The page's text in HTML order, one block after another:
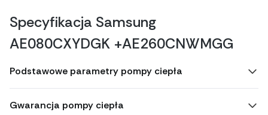
Specyfikacja Samsung
AE080CXYDGK +AE260CNWMGG
Podstawowe parametry pompy ciepła
Gwarancja pompy ciepła